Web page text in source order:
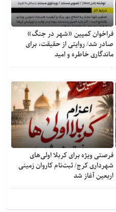
فراخوان کمپین «شهر در جنگ»
صادر شد/ روایتی از حقیقت، برای
ماندگاری خاطره و امید
فرصتی ویژه برای کربلا اولی‌های
شهرداری کرج/ ثبت‌نام کاروان زمینی
اربعین آغاز شد